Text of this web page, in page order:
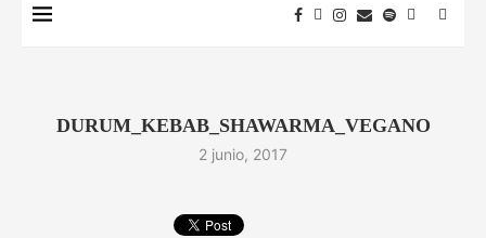
DURUM_KEBAB_SHAWARMA_VEGANO
2 junio, 2017